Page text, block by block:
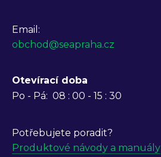
Email:
obchod@seapraha.cz
Otevírací doba
Po - Pá: 08 : 00 - 15 : 30
Potřebujete poradit?
Produktové návody a manuály